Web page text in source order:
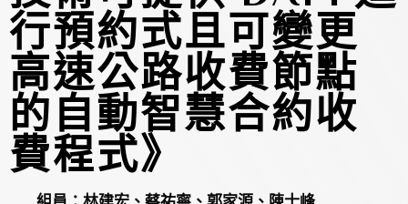
行預約式且可變更
高速公路收費節點
的自動智慧合約收
費程式》